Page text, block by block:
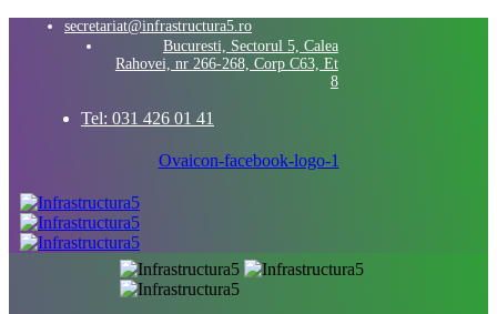
secretariat@infrastructura5.ro
Bucuresti, Sectorul 5, Calea
Rahovei, nr 266-268, Corp C63, Et
8
Tel: 031 426 01 41
Ovaicon-facebook-logo-1